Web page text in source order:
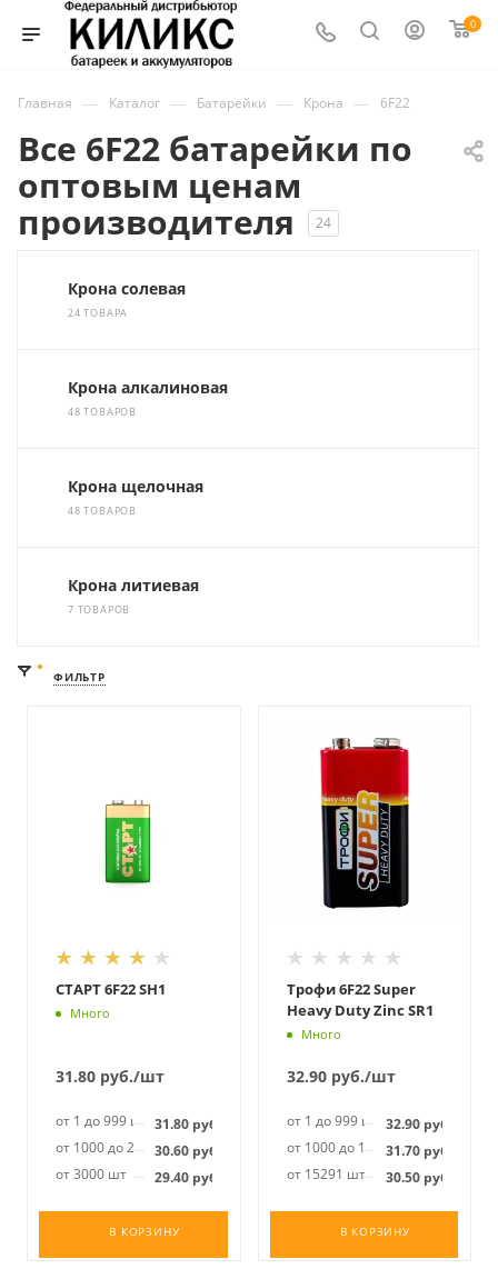
0
Главная — Каталог — Батарейки — Крона — 6F22
Все 6F22 батарейки по
оптовым ценам
производителя
24
Крона солевая
24 ТОВАРА
Крона алкалиновая
48 ТОВАРОВ
Крона щелочная
48 ТОВАРОВ
Крона литиевая
7 ТОВАРОВ
ФИЛЬТР
СТАРТ 6F22 SH1
Много
31.80 руб./шт
от 1 до 999 шт 31.80 руб.
от 1000 до 2999 шт
30.60 руб.
от 3000 шт
29.40 руб.
В КОРЗИНУ
Трофи 6F22 Super
Heavy Duty Zinc SR1
Много
32.90руб./шт
от 1 до 999 шт 32.90руб.
от 1000 до 15290 шт
31.70руб.
от 15291 шт
30.50руб.
В КОРЗИНУ